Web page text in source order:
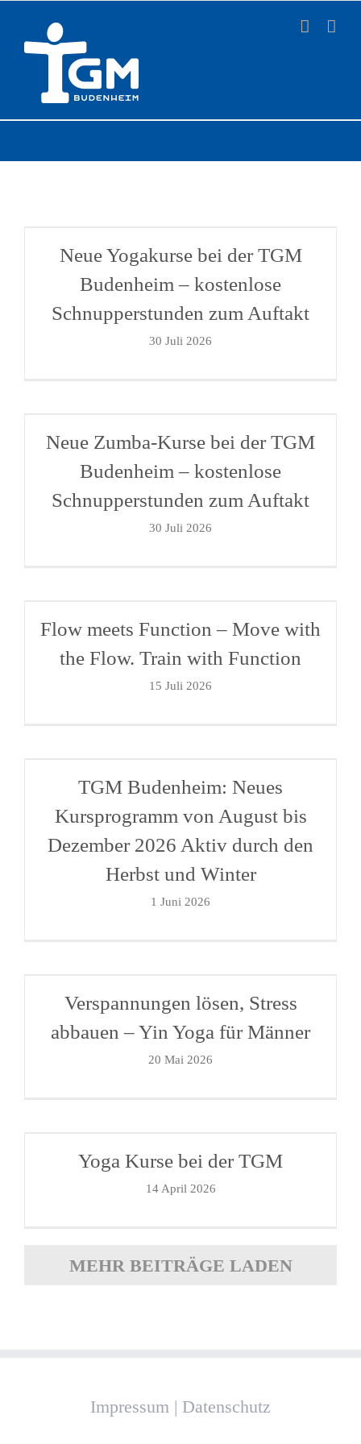
Inhalt
Neue Yogakurse bei der TGM
Budenheim – kostenlose
Schnupperstunden zum Auftakt
30 Juli 2026
Neue Zumba-Kurse bei der TGM
Budenheim – kostenlose
Schnupperstunden zum Auftakt
30 Juli 2026
Flow meets Function – Move with
the Flow. Train with Function
15 Juli 2026
TGM Budenheim: Neues
Kursprogramm von August bis
Dezember 2026 Aktiv durch den
Herbst und Winter
1 Juni 2026
Verspannungen lösen, Stress
abbauen – Yin Yoga für Männer
20 Mai 2026
Yoga Kurse bei der TGM
14 April 2026
MEHR BEITRÄGE LADEN
Impressum | Datenschutz